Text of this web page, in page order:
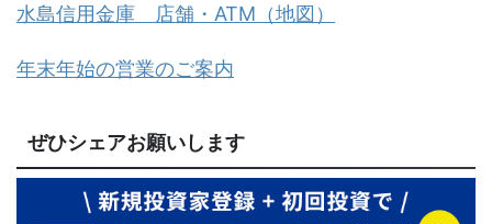
水島信用金庫 店舗・ATM（地図）
年末年始の営業のご案内
ぜひシェアお願いします